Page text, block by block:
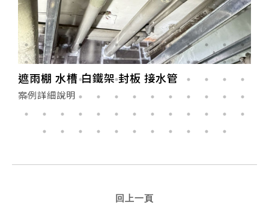
遮雨棚 水槽 白鐵架 封板 接水管
案例詳細說明
回上一頁